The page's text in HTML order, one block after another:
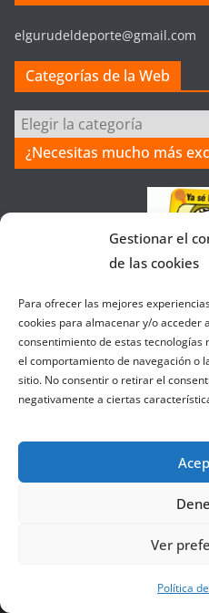
Gestionar el
de las cookies
Para ofrecer las mejores
cookies para almacenar y/o acceder
consentimiento de estas
el comportamiento de navegación o
sitio. No consentir o retirar el
negativamente a ciertas
Ver
Política
elgurudeldeporte@gmail.com
Categorías de la Web
Categorías
de
la
¿Necesitas mucho más
Colaborando con FANATIC
el gurú